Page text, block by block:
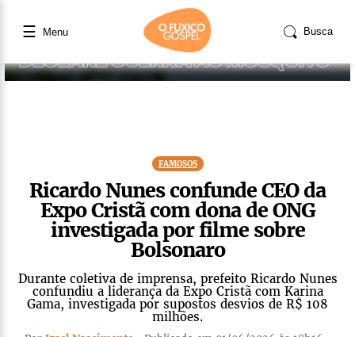
☰ Menu Busca
FAMOSOS
Ricardo Nunes confunde CEO da
Expo Cristã com dona de ONG
investigada por filme sobre
Bolsonaro
Durante coletiva de imprensa, prefeito Ricardo Nunes
confundiu a liderança da Expo Cristã com Karina
Gama, investigada por supostos desvios de R$ 108
milhões.